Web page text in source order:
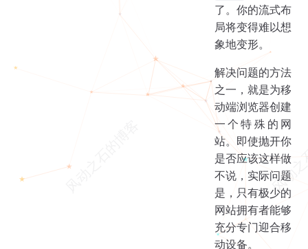
了。你的流式布
局将变得难以想
象地变形。
解决问题的方法
之一，就是为移
动端浏览器创建
一个特殊的网
站。即使抛开你
是否应该这样做
不说，实际问题
是，只有极少的
网站拥有者能够
充分专门迎合移
动设备。